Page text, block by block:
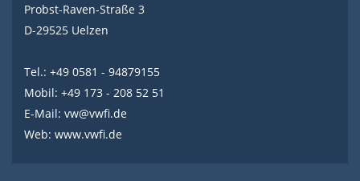
Probst-Raven-Straße 3
D-29525 Uelzen
Tel.: +49 0581 - 94879155
Mobil: +49 173 - 208 52 51
E-Mail: vw@vwfi.de
Web: www.vwfi.de